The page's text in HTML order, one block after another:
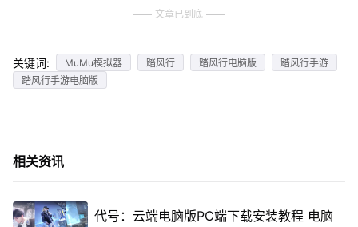
文章已到底
关键词: MuMu模拟器 踏风行 踏风行电脑版
踏风行手游
踏风行手游电脑版
相关资讯
代号：云端电脑版PC端下载安装教程 电脑